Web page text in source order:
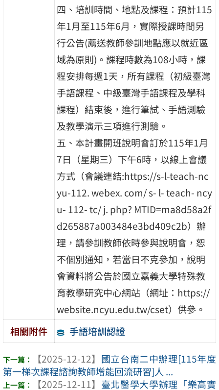
四、培訓時間、地點及課程：預計115
年1月至115年6月，實際授課時間另
行公告(薦送教師參訓地點應以就近區
域為原則)。課程時數為108小時，課
程安排每週1天，所有課程（初級臺灣
手語課程、中級臺灣手語課程及學科
課程）結束後，進行筆試、手語測驗
及教學演示三項進行測驗。
五、本計畫開班說明會訂於115年1月
7日（星期三）下午6時，以線上會議
方式（會議連結:https://s-l-teach-nc
yu-112. webex. com/ s- l- teach- ncy
u- 112- tc/ j. php? MTID=ma8d58a2f
d265887a003484e3bd409c2b）辦
理，請參訓教師依時參與說明會，恕
不個別通知，若當日不克參加，說明
會資料將公告於國立嘉義大學特殊教
育教學研究中心網站（網址：https://
website.ncyu.edu.tw/cset）供參。
相關附件
手語培訓認證
【2025-12-12】 國立台南二中辦理[115年度
第一梯次課程諮詢教師增能回流研習]人 ...
【2025-12-11】 臺北醫學大學辦理「樂高實